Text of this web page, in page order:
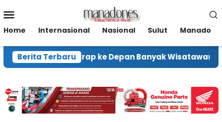
ke
kontenMobile
Home Internasional Nasional Sulut Manado
Berita Terbaru
Ekraf Harap ke Depan Banyak Wisatawan